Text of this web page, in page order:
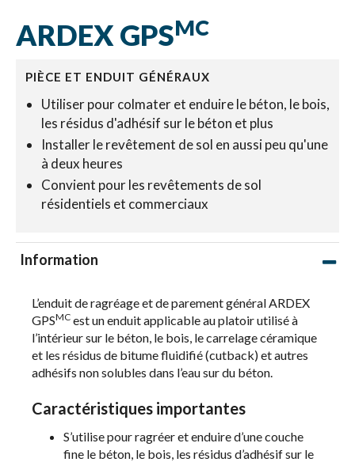
ARDEX GPSMC
PIÈCE ET ENDUIT GÉNÉRAUX
Utiliser pour colmater et enduire le béton, le bois,
les résidus d'adhésif sur le béton et plus
Installer le revêtement de sol en aussi peu qu'une
à deux heures
Convient pour les revêtements de sol
résidentiels et commerciaux
Information
L’enduit de ragréage et de parement général ARDEX
GPSMC est un enduit applicable au platoir utilisé à
l’intérieur sur le béton, le bois, le carrelage céramique
et les résidus de bitume fluidifié (cutback) et autres
adhésifs non solubles dans l’eau sur du béton.
Caractéristiques importantes
S’utilise pour ragréer et enduire d’une couche
fine le béton, le bois, les résidus d’adhésif sur le